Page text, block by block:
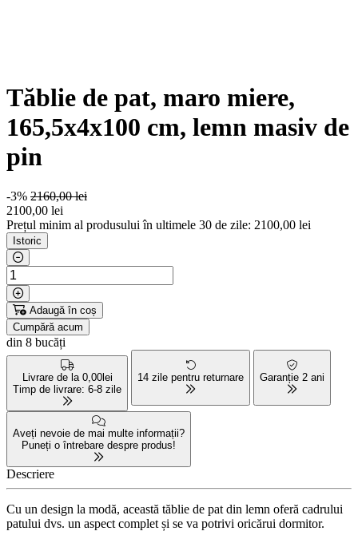
Tăblie de pat, maro miere,
165,5x4x100 cm, lemn masiv de
pin
-3% 2160,00 lei
2100,00 lei
Prețul minim al produsului în ultimele 30 de zile: 2100,00 lei
Istoric
Adaugă în coș
Cumpără acum
din 8 bucăți
Livrare de la 0,00lei
Timp de livrare: 6-8 zile
14 zile pentru returnare Garanție 2 ani
Aveți nevoie de mai multe informații?
Puneți o întrebare despre produs!
Descriere
Cu un design la modă, această tăblie de pat din lemn oferă cadrului
patului dvs. un aspect complet și se va potrivi oricărui dormitor.